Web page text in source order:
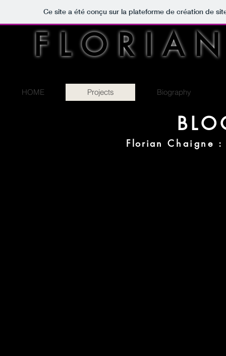
Ce site a été conçu sur la plateforme de création de
HOME Projects Biography
Florian Chaigne